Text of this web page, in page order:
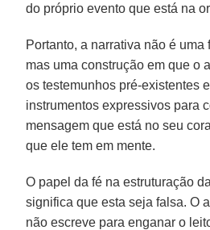
do próprio evento que está na
Portanto, a narrativa não é uma
mas uma construção em que o
os testemunhos pré-existentes
instrumentos expressivos para
mensagem que está no seu
que ele tem em mente.
O papel da fé na estruturação
significa que esta seja falsa. O
não escreve para enganar o